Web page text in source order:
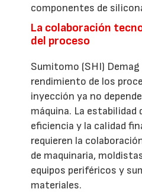
componentes de
La colaboración
del proceso
Sumitomo (SHI) Demag
rendimiento de los
inyección ya no
máquina. La estabilidad
eficiencia y la calidad
requieren la
de maquinaria,
equipos periféricos y
materiales.